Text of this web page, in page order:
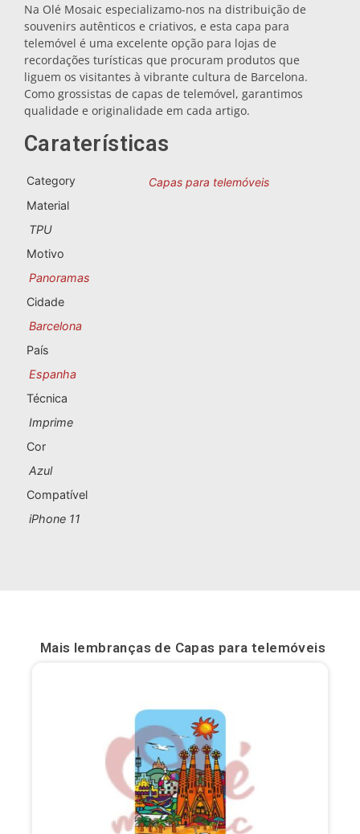
Lembranças por cidade
Lembranças de Espanha
Lembranças de Portugal
A Corunha
Alicante
Almeria
Barcelona
Bilbau
Castellón de la Plana
Fuerteventura
Na Olé Mosaic especializamo-nos na distribuição de
souvenirs autênticos e criativos, e esta capa para
telemóvel é uma excelente opção para lojas de
recordações turísticas que procuram produtos que
liguem os visitantes à vibrante cultura de Barcelona.
Como grossistas de capas de telemóvel, garantimos
qualidade e originalidade em cada artigo.
Caraterísticas
Category
Capas para telemóveis
Material
TPU
Motivo
Panoramas
Cidade
Barcelona
País
Espanha
Técnica
Imprime
Cor
Azul
Compatível
iPhone 11
Mais lembranças de Capas para telemóveis